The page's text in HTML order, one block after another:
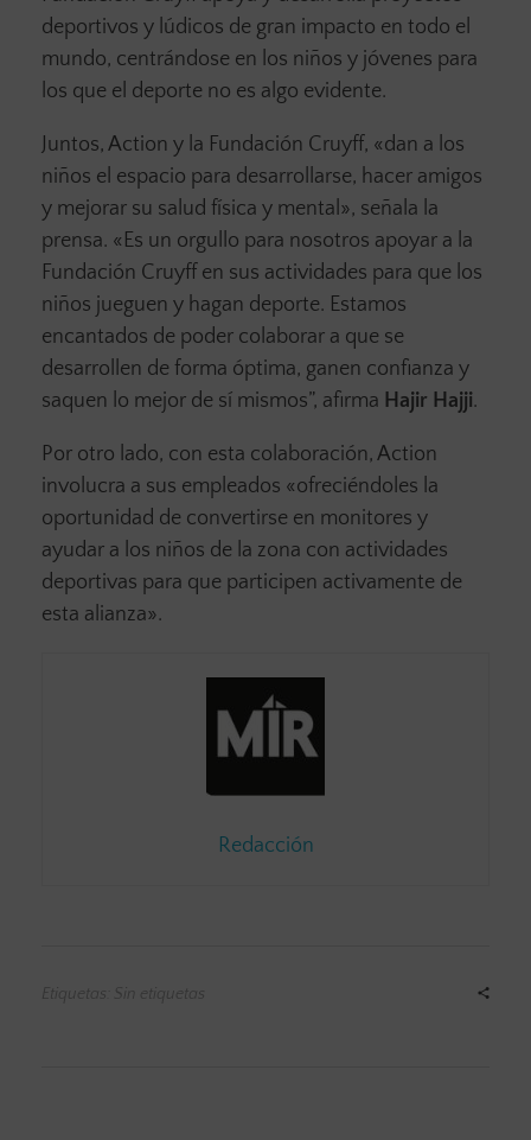
deportivos y lúdicos de gran impacto en todo el
mundo, centrándose en los niños y jóvenes para
los que el deporte no es algo evidente.
Juntos, Action y la Fundación Cruyff, «dan a los
niños el espacio para desarrollarse, hacer amigos
y mejorar su salud física y mental», señala la
prensa. «Es un orgullo para nosotros apoyar a la
Fundación Cruyff en sus actividades para que los
niños jueguen y hagan deporte. Estamos
encantados de poder colaborar a que se
desarrollen de forma óptima, ganen confianza y
saquen lo mejor de sí mismos”, afirma Hajir Hajji.
Por otro lado, con esta colaboración, Action
involucra a sus empleados «ofreciéndoles la
oportunidad de convertirse en monitores y
ayudar a los niños de la zona con actividades
deportivas para que participen activamente de
esta alianza».
Redacción
Etiquetas: Sin etiquetas